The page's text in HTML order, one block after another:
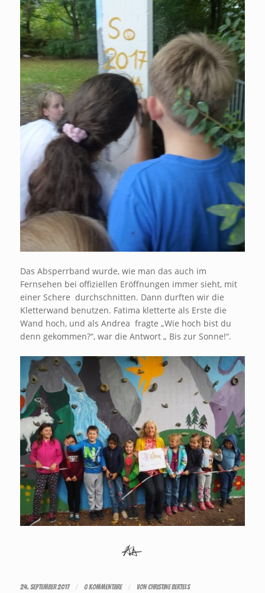
Das Absperrband wurde, wie man das auch im
Fernsehen bei offiziellen Eröffnungen immer sieht, mit
einer Schere durchschnitten. Dann durften wir die
Kletterwand benutzen. Fatima kletterte als Erste die
Wand hoch, und als Andrea fragte „Wie hoch bist du
denn gekommen?“, war die Antwort „ Bis zur Sonne!“.
24. SEPTEMBER 2017 / 0 KOMMENTARE / VONCHRISTINE BERTELS